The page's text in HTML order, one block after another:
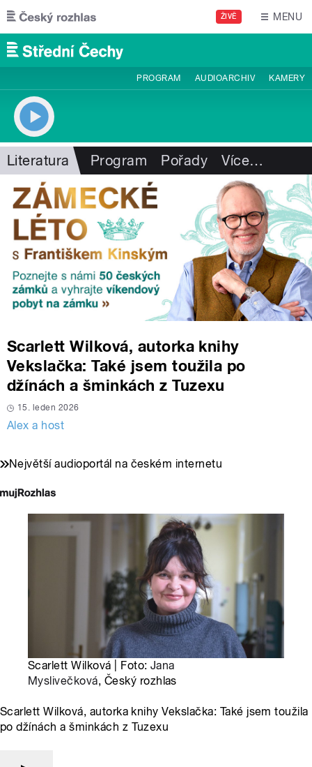
Přejít k hlavnímu obsahu
ŽIVĚ MENU
PROGRAM AUDIOARCHIV KAMERY
Literatura Program Pořady Více…
Scarlett Wilková, autorka knihy
Vekslačka: Také jsem toužila po
džínách a šminkách z Tuzexu
15. leden 2026
Alex a host
Největší audioportál na českém internetu
Scarlett Wilková | Foto: Jana
Myslivečková, Český rozhlas
Scarlett Wilková, autorka knihy Vekslačka: Také jsem toužila
po džínách a šminkách z Tuzexu